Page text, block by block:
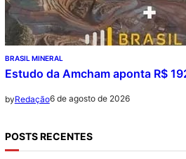
BRASIL MINERAL
Estudo da Amcham aponta R$
byRedação6 de agosto de 2026
POSTS RECENTES